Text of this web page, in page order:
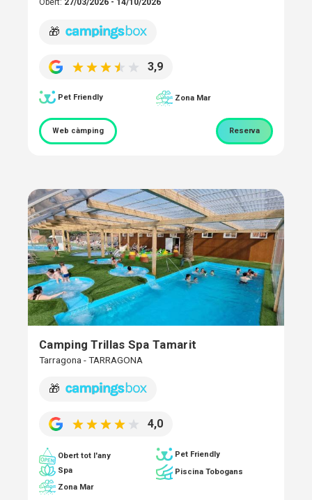
Obert: 27/03/2026 - 14/10/2026
🎁
3,9
Pet Friendly Zona Mar
Web càmping Reserva
Camping Trillas Spa Tamarit
Tarragona - TARRAGONA
🎁
4,0
Obert tot l'any
Pet Friendly
Spa
Piscina Tobogans
Zona Mar